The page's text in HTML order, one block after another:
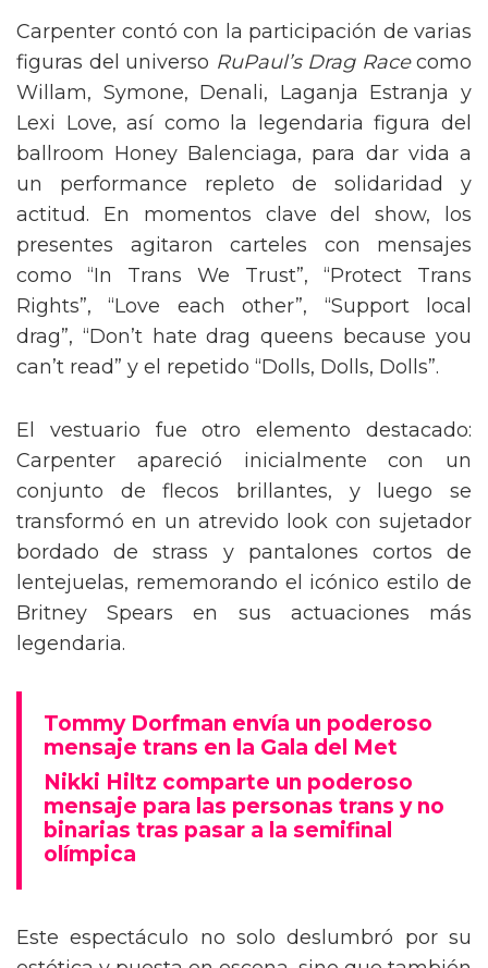
Carpenter contó con la participación de varias
figuras del universo
RuPaul’s Drag Race
como
Willam, Symone, Denali, Laganja Estranja y
Lexi Love, así como la legendaria figura del
ballroom Honey Balenciaga, para dar vida a
un performance repleto de solidaridad y
actitud. En momentos clave del show, los
presentes agitaron carteles con mensajes
como “In Trans We Trust”, “Protect Trans
Rights”, “Love each other”, “Support local
drag”, “Don’t hate drag queens because you
can’t read” y el repetido “Dolls, Dolls, Dolls”.
El vestuario fue otro elemento destacado:
Carpenter apareció inicialmente con un
conjunto de flecos brillantes, y luego se
transformó en un atrevido look con sujetador
bordado de strass y pantalones cortos de
lentejuelas, rememorando el icónico estilo de
Britney Spears en sus actuaciones más
legendaria.
Tommy Dorfman envía un poderoso
mensaje trans en la Gala del Met
Nikki Hiltz comparte un poderoso
mensaje para las personas trans y no
binarias tras pasar a la semifinal
olímpica
Este espectáculo no solo deslumbró por su